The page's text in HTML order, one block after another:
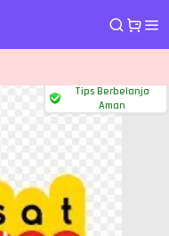
Tips Berbelanja
Aman